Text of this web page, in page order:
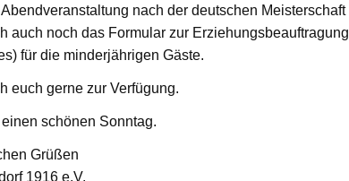
nach der deutschen Meisterschaft
auch noch das Formular zur Erziehungsbeauftragung
für die minderjährigen Gäste.
euch gerne zur Verfügung.
schönen Sonntag.
Grüßen
1916 e.V.